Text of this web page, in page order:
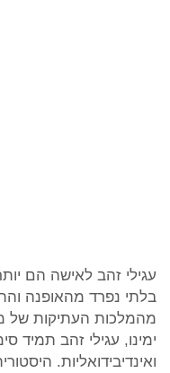
עגילי זהב לאישה הם
בלתי נפרד מהאופנה
מהמלכות העתיקות של
ימינו, עגילי זהב תמיד
ואינדיבידואליות.